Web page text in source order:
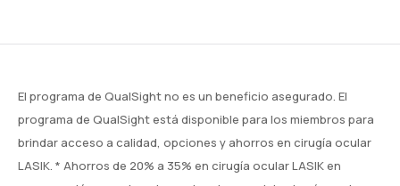
El programa de QualSight no es un beneficio asegurado. El
programa de QualSight está disponible para los miembros para
brindar acceso a calidad, opciones y ahorros en cirugía ocular
LASIK. * Ahorros de 20% a 35% en cirugía ocular LASIK en